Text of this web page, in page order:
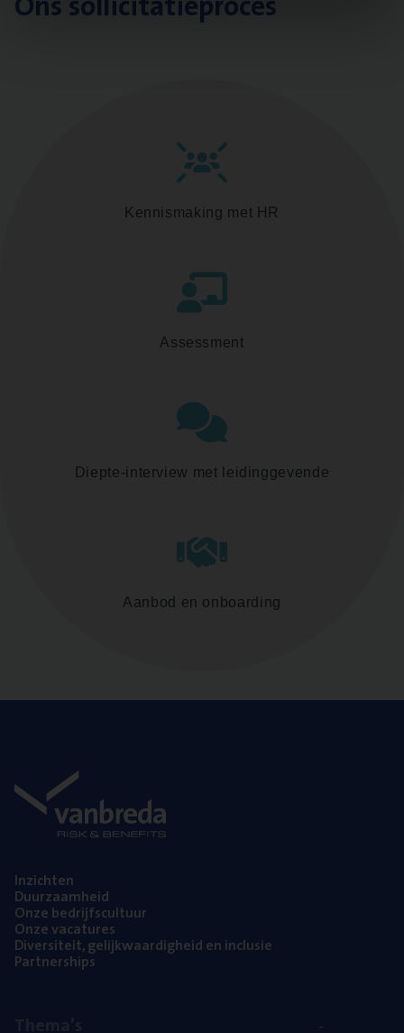
Kennismaking met HR
Assessment
Diepte-interview met leidinggevende
Aanbod en onboarding
Inzich­ten
Duur­zaam­heid
Onze bedrijfs­cul­tuur
Onze vaca­tu­res
Diver­si­teit, gelijk­waar­dig­heid en inclusie
Part­ner­ships